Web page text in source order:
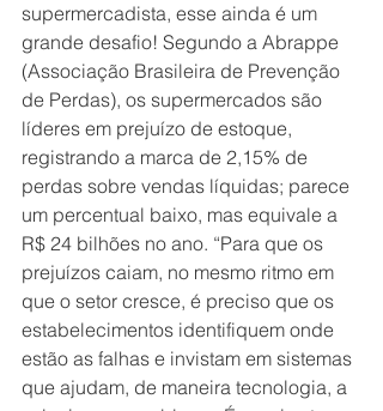
supermercadista, esse ainda é um
grande desafio! Segundo a Abrappe
(Associação Brasileira de Prevenção
de Perdas), os supermercados são
líderes em prejuízo de estoque,
registrando a marca de 2,15% de
perdas sobre vendas líquidas; parece
um percentual baixo, mas equivale a
R$ 24 bilhões no ano. “Para que os
prejuízos caiam, no mesmo ritmo em
que o setor cresce, é preciso que os
estabelecimentos identifiquem onde
estão as falhas e invistam em sistemas
que ajudam, de maneira tecnologia, a